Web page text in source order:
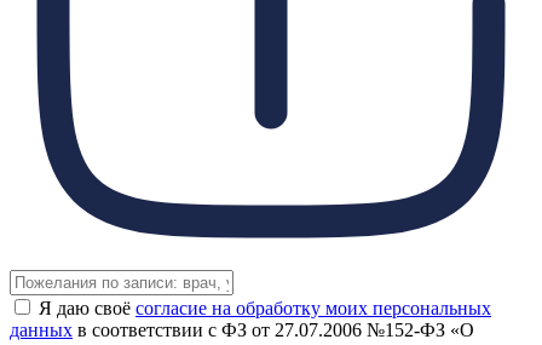
Я даю своё согласие на обработку моих персональных
данных в соответствии с ФЗ от 27.07.2006 №152-ФЗ «О